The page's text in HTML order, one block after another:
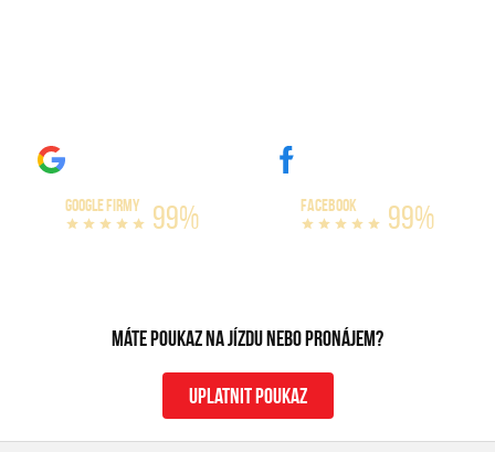
GOOGLE FIRMY 99% FACEBOOK 99%
Máte poukaz na jízdu nebo pronájem?
uplatnit poukaz